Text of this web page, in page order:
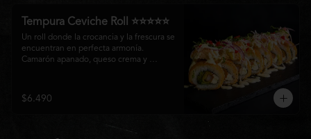
Tempura Ceviche Roll ⭐⭐⭐⭐⭐
Un roll donde la crocancia y la frescura se
encuentran en perfecta armonía.
Camarón apanado, queso crema y
corona con salmón y pescado blanco en
tempura, cebolla morada, una sedosa
$6.490